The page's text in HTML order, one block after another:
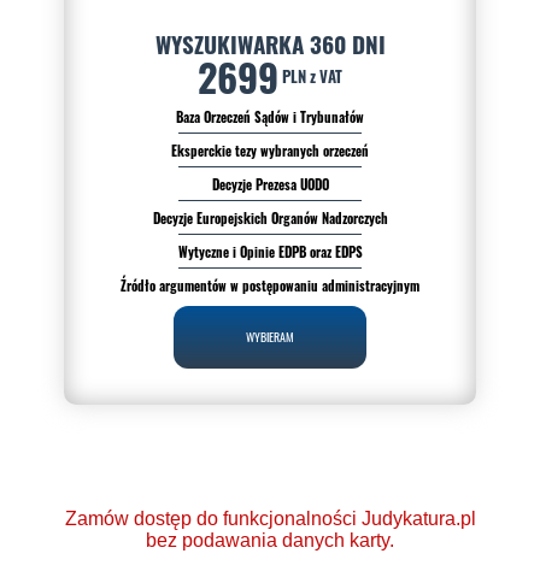
WYSZUKIWARKA 360 DNI
2699 PLN z VAT
Baza Orzeczeń Sądów i Trybunałów
Eksperckie tezy wybranych orzeczeń
Decyzje Prezesa UODO
Decyzje Europejskich Organów Nadzorczych
Wytyczne i Opinie EDPB oraz EDPS
Źródło argumentów w postępowaniu administracyjnym
WYBIERAM
Zamów dostęp do funkcjonalności Judykatura.pl
bez podawania danych karty.